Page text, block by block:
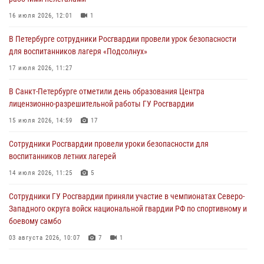
серьезного ДТП, вызвали на место происшествия спасателей, а
03 августа 2026, 14:15 3 1
Росгвардейцы приняли участие в Большом семейном фестивале
В Ленинградской области сотрудники Росгвардии обнаружили
пропавшего мальчика с нарушением слуха и помогли ему вернуться
03 августа 2026, 11:51
В Санкт-Петербурге при содействии СОБР Росгвардии задержаны
03 августа 2026, 10:15 1
16 июля 2026, 12:01 1
В Петербурге сотрудники Росгвардии провели урок безопасности
для воспитанников лагеря «Подсолнух»
17 июля 2026, 11:27
В Санкт-Петербурге отметили день образования Центра
лицензионно-разрешительной работы ГУ Росгвардии
15 июля 2026, 14:59 17
Сотрудники Росгвардии провели уроки безопасности для
воспитанников летних лагерей
14 июля 2026, 11:25 5
Сотрудники ГУ Росгвардии приняли участие в чемпионатах Северо-
Западного округа войск национальной гвардии РФ по спортивному и
боевому самбо
03 августа 2026, 10:07 7 1